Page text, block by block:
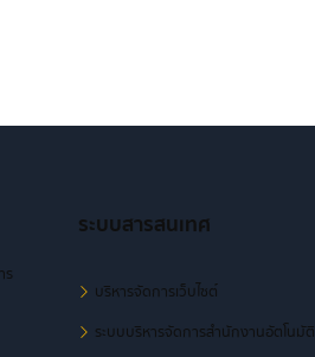
ระบบสารสนเทศ
บริหารจัดการเว็บไซต์
ระบบบริหารจัดการสำนักงานอัตโนมัติ